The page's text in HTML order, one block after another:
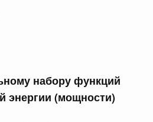
набору функций
энергии (мощности)